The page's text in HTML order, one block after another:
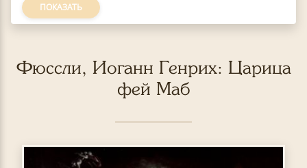
ПОКАЗАТЬ
Фюссли, Иоганн Генрих: Царица
фей Маб